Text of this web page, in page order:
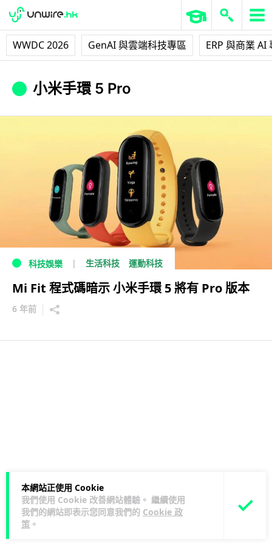
WWDC 2026 GenAI 與雲端科技專區 ERP 與商業 AI
本網站正使用 Cookie
我們使用 Cookie 改善網站體驗。 繼續使用
我們的網站即表示您同意我們的 Cookie 政
策 。
小米手環 5 Pro
科技娛樂 生活科技 運動科技
Mi Fit 程式碼暗示 小米手環 5 將有 Pro 版本
6 年前